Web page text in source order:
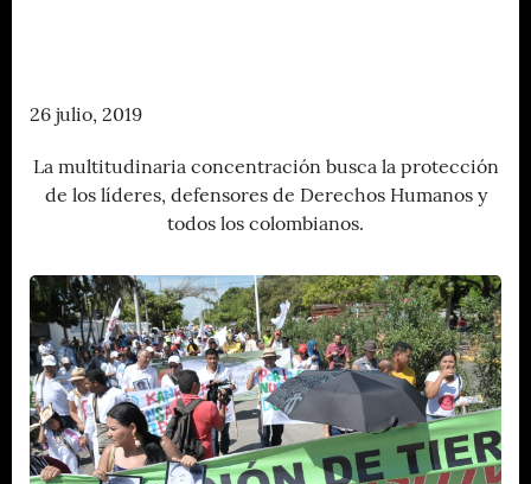
26 julio, 2019
La multitudinaria concentración busca la protección
de los líderes, defensores de Derechos Humanos y
todos los colombianos.